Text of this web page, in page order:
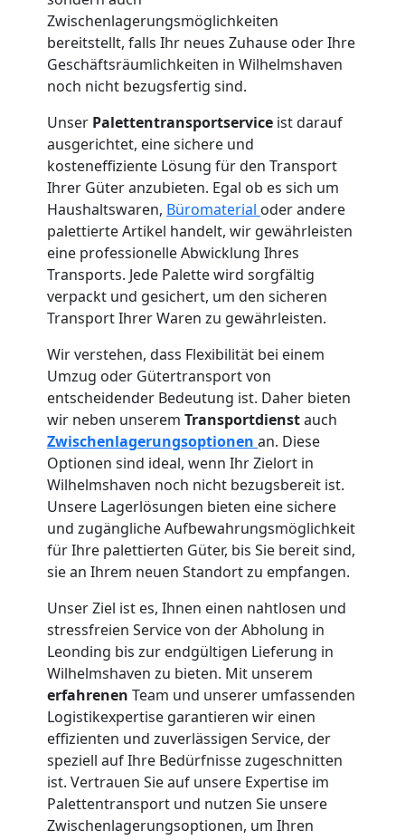
Zwischenlagerungsmöglichkeiten
bereitstellt, falls Ihr neues Zuhause oder Ihre
Geschäftsräumlichkeiten in Wilhelmshaven
noch nicht bezugsfertig sind.
Unser Palettentransportservice ist darauf
ausgerichtet, eine sichere und
kosteneffiziente Lösung für den Transport
Ihrer Güter anzubieten. Egal ob es sich um
Haushaltswaren, Büromaterial oder andere
palettierte Artikel handelt, wir gewährleisten
eine professionelle Abwicklung Ihres
Transports. Jede Palette wird sorgfältig
verpackt und gesichert, um den sicheren
Transport Ihrer Waren zu gewährleisten.
Wir verstehen, dass Flexibilität bei einem
Umzug oder Gütertransport von
entscheidender Bedeutung ist. Daher bieten
wir neben unserem Transportdienstauch
Zwischenlagerungsoptionen an. Diese
Optionen sind ideal, wenn Ihr Zielort in
Wilhelmshaven noch nicht bezugsbereit ist.
Unsere Lagerlösungen bieten eine sichere
und zugängliche Aufbewahrungsmöglichkeit
für Ihre palettierten Güter, bis Sie bereit sind,
sie an Ihrem neuen Standort zu empfangen.
Unser Ziel ist es, Ihnen einen nahtlosen und
stressfreien Service von der Abholung in
Leonding bis zur endgültigen Lieferung in
Wilhelmshaven zu bieten. Mit unserem
erfahrenen Team und unserer umfassenden
Logistikexpertise garantieren wir einen
effizienten und zuverlässigen Service, der
speziell auf Ihre Bedürfnisse zugeschnitten
ist. Vertrauen Sie auf unsere Expertise im
Palettentransport und nutzen Sie unsere
Zwischenlagerungsoptionen, um Ihren